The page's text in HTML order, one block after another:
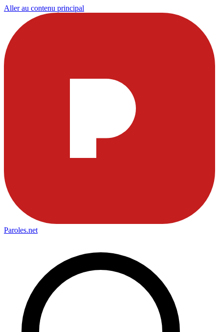
Aller au contenu principal
Paroles.net